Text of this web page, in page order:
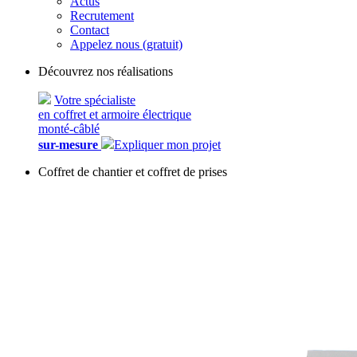
Recrutement
Contact
Appelez nous (gratuit)
Découvrez nos réalisations
Votre spécialiste
en coffret et armoire électrique
monté-câblé
sur-mesure
Expliquer mon projet
Coffret de chantier et coffret de prises